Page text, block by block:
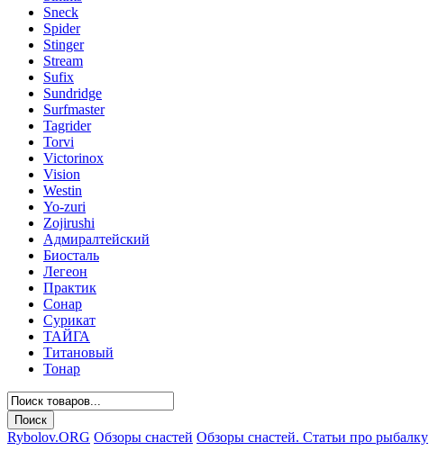
Sneck
Spider
Stinger
Stream
Sufix
Sundridge
Surfmaster
Tagrider
Torvi
Victorinox
Vision
Westin
Yo-zuri
Zojirushi
Адмиралтейский
Биосталь
Легеон
Практик
Сонар
Сурикат
ТАЙГА
Титановый
Тонар
Rybolov.ORG Обзоры снастей Обзоры снастей. Статьи про рыбалку